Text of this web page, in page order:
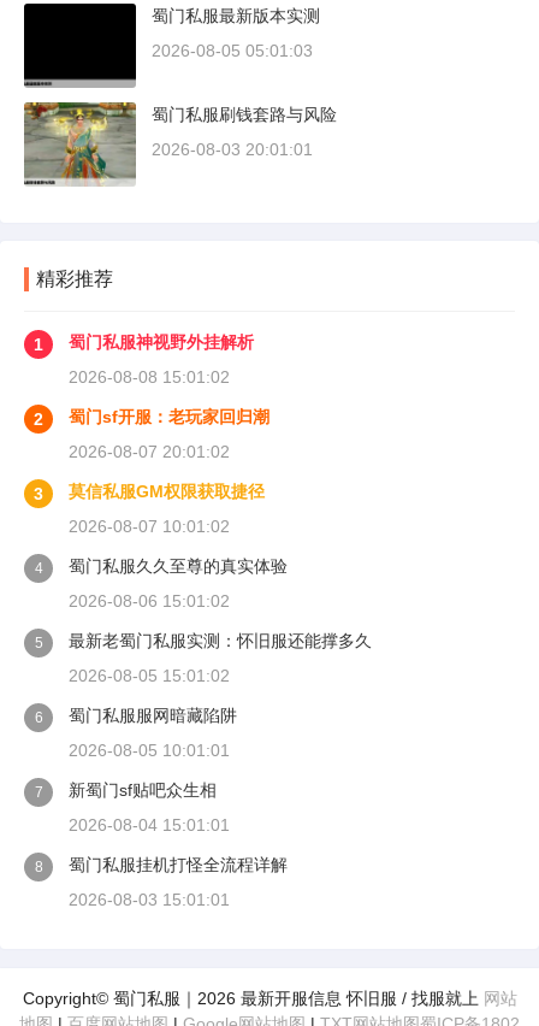
蜀门私服最新版本实测
2026-08-05 05:01:03
蜀门私服刷钱套路与风险
2026-08-03 20:01:01
精彩推荐
1
蜀门私服神视野外挂解析
2026-08-08 15:01:02
2
蜀门sf开服：老玩家回归潮
2026-08-07 20:01:02
3
莫信私服GM权限获取捷径
2026-08-07 10:01:02
4
蜀门私服久久至尊的真实体验
2026-08-06 15:01:02
5
最新老蜀门私服实测：怀旧服还能撑多久
2026-08-05 15:01:02
6
蜀门私服服网暗藏陷阱
2026-08-05 10:01:01
7
新蜀门sf贴吧众生相
2026-08-04 15:01:01
8
蜀门私服挂机打怪全流程详解
2026-08-03 15:01:01
Copyright© 蜀门私服｜2026 最新开服信息 怀旧服 / 找服就上 网站